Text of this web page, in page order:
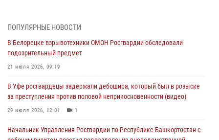
03 августа 2026, 04:30 8
В Башкирии росгвардейцы провели волейбольный турнир на
открытом воздухе
03 августа 2026, 04:29
В Уфе росгвардейцы по горячим следам задержали
подозреваемого в открытом хищении из аптеки (видео)
03 августа 2026, 04:15
Начальник отделения учёта и комплектования Росгвардии
ПОПУЛЯРНЫЕ НОВОСТИ
В Белорецке взрывотехники ОМОН Росгвардии обследовали
подозрительный предмет
21 июля 2026, 09:19
В Уфе росгвардецы задержали дебошира, который был в розыске
за преступления против половой неприкосновенности (видео)
29 июля 2026, 12:01 1
Начальник Управления Росгвардии по Республике Башкортостан с